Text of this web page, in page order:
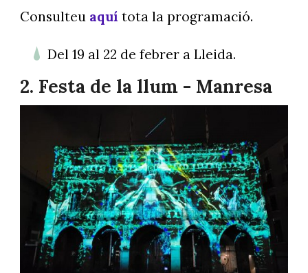
Consulteu aquí tota la programació.
Del 19 al 22 de febrer a Lleida.
2. Festa de la llum - Manresa